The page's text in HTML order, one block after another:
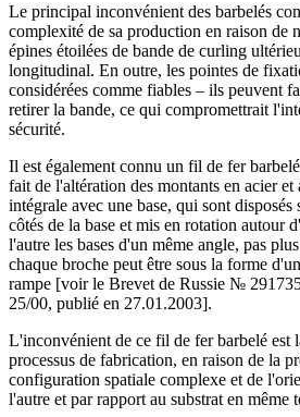
Le principal inconvénient des barbelés
complexité de sa production en raison de
épines étoilées de bande de curling
longitudinal. En outre, les pointes de
considérées comme fiables – ils peuvent
retirer la bande, ce qui compromettrait
sécurité.
Il est également connu un fil de fer
fait de l'altération des montants en acier et
intégrale avec une base, qui sont
côtés de la base et mis en rotation autour
l'autre les bases d'un même angle, pas
chaque broche peut être sous la forme
rampe [voir le Brevet de Russie №
25/00, publié en 27.01.2003].
L'inconvénient de ce fil de fer barbelé est
processus de fabrication, en raison de la
configuration spatiale complexe et de
l'autre et par rapport au substrat en même